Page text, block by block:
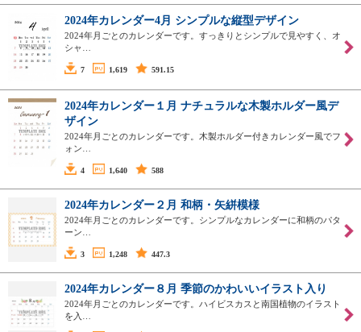
2024年カレンダー4月 シンプルな縦型デザイン
2024年月ごとのカレンダーです。すっきりとシンプルで見やすく、オ
シャ…
7 1,619 591.15
2024年カレンダー１月 ナチュラルな木製ホルダー風デ
ザイン
2024年月ごとのカレンダーです。木製ホルダー付きカレンダー風でフ
ォン…
4 1,640 588
2024年カレンダー２月 和柄・矢絣模様
2024年月ごとのカレンダーです。シンプルなカレンダーに和柄のパタ
ーン…
3 1,248 447.3
2024年カレンダー８月 季節のかわいいイラスト入り
2024年月ごとのカレンダーです。ハイビスカスと南国植物のイラスト
を入…